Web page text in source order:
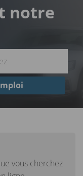
notre
vous cherchez